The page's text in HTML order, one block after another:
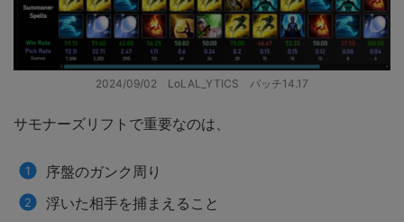
2024/09/02 LoLAL_YTICS パッチ14.17
サモナーズリフトで重要なのは、
序盤のガンク周り
浮いた相手を捕まえること